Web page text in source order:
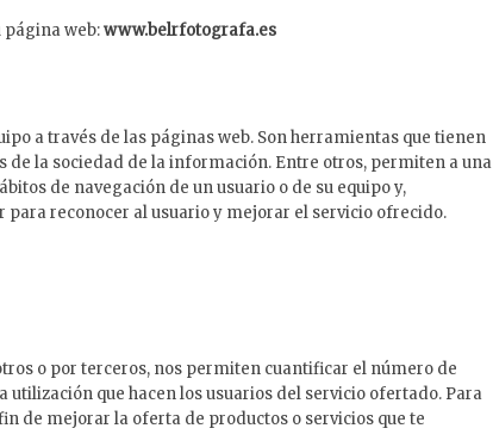
página web:www.belrfotografa.es
a través de las páginas web. Son herramientas que tienen
la sociedad de la información. Entre otros, permiten a una
de navegación de un usuario o de su equipo y,
reconocer al usuario y mejorar el servicio ofrecido.
o por terceros, nos permiten cuantificar el número de
que hacen los usuarios del servicio ofertado. Para
de mejorar la oferta de productos o servicios que te